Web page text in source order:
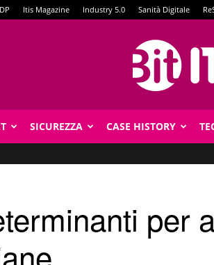
Itis Magazine Industry 5.0 Sanità Digitale
SICUREZZA CASE HISTORY
per